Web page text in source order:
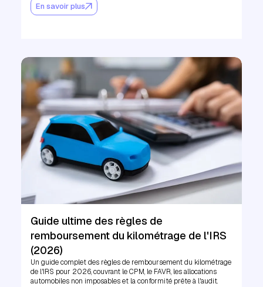
En savoir plus
Guide ultime des règles de
remboursement du kilométrage de l'IRS
(2026)
Un guide complet des règles de remboursement du kilométrage
de l'IRS pour 2026, couvrant le CPM, le FAVR, les allocations
automobiles non imposables et la conformité prête à l'audit.